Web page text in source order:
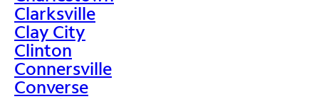
Clarksville
Clay City
Clinton
Connersville
Converse